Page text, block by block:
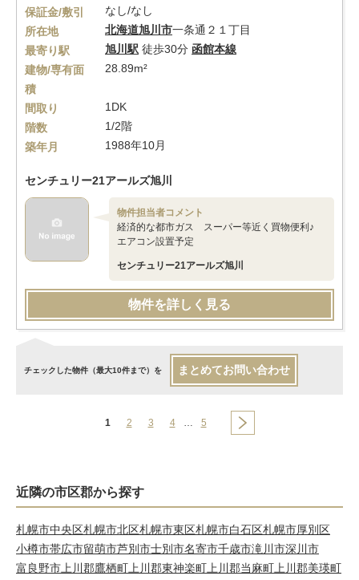
保証金/敷引
なし/なし
所在地
北海道旭川市一条通２１丁目
最寄り駅
旭川駅 徒歩30分 函館本線
建物/専有面
積
28.89m²
間取り
1DK
階数
1/2階
築年月
1988年10月
センチュリー21アールズ旭川
物件担当者コメント
経済的な都市ガス スーパー等近く買物便利♪
エアコン設置予定
センチュリー21アールズ旭川
物件を詳しく見る
チェックした物件（最大10件まで）を まとめてお問い合わせ
1 2 3 4 … 5
近隣の市区郡から探す
札幌市中央区札幌市北区札幌市東区札幌市白石区札幌市厚別区
小樽市帯広市留萌市芦別市士別市名寄市千歳市滝川市深川市
富良野市 上川郡鷹栖町 上川郡東神楽町 上川郡当麻町 上川郡美瑛町